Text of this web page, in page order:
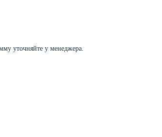
уточняйте у менеджера.